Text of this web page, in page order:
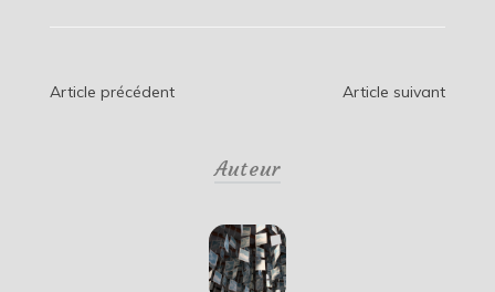
Navigation
Article précédent Article suivant
Auteur